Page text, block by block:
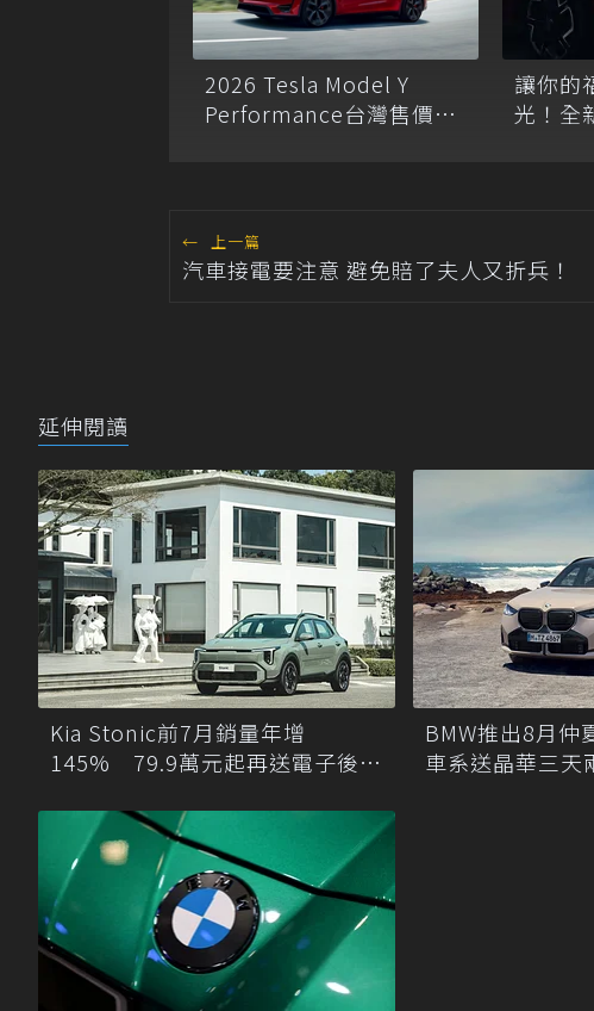
2026 Tesla Model Y
Performance台灣售價正
讓你的
光！全
← 上一篇
汽車接電要注意 避免賠了夫人又折兵！
延伸閱讀
Kia Stonic前7月銷量年增
145% 79.9萬元起再送電子後視
BMW推出8月
車系送晶華三天